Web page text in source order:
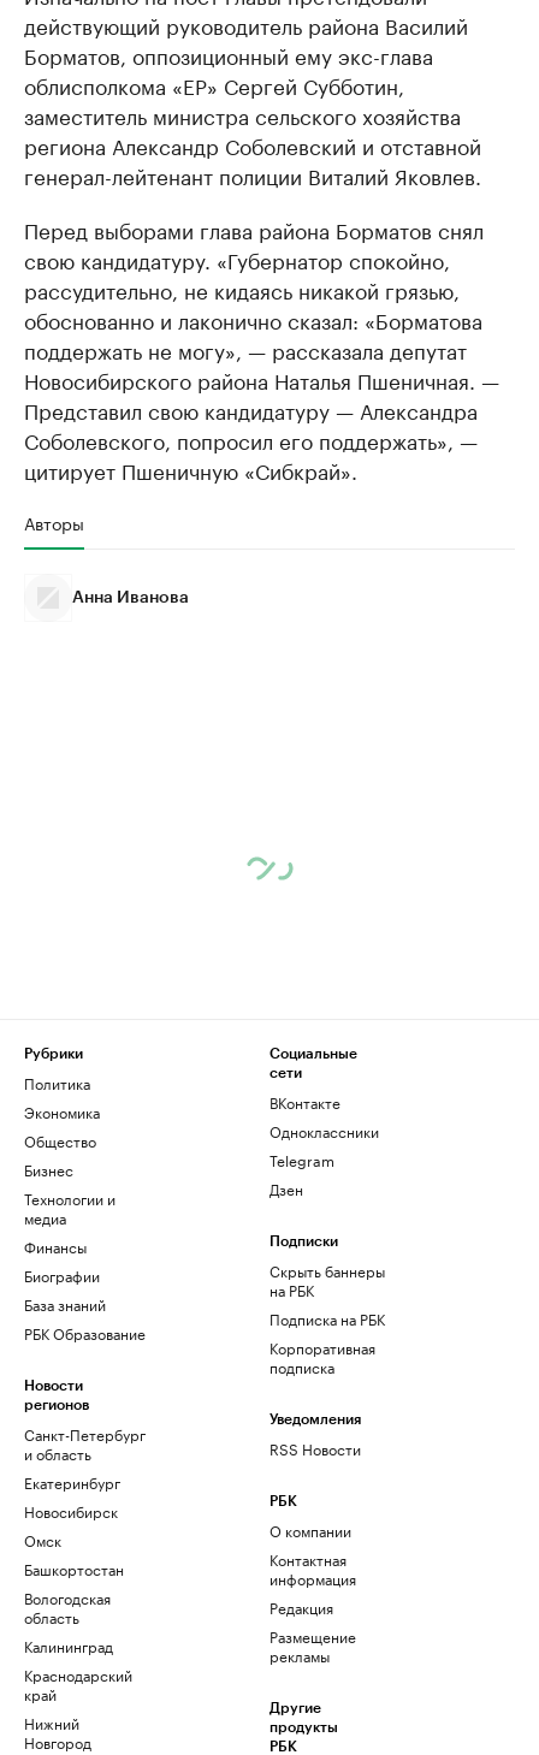
действующий руководитель района Василий
Борматов, оппозиционный ему экс-глава
облисполкома «ЕР» Сергей Субботин,
заместитель министра сельского хозяйства
региона Александр Соболевский и отставной
генерал-лейтенант полиции Виталий Яковлев.
Перед выборами глава района Борматов снял
свою кандидатуру. «Губернатор спокойно,
рассудительно, не кидаясь никакой грязью,
обоснованно и лаконично сказал: «Борматова
поддержать не могу», — рассказала депутат
Новосибирского района Наталья Пшеничная. —
Представил свою кандидатуру — Александра
Соболевского, попросил его поддержать», —
цитирует Пшеничную «Сибкрай».
Авторы
Анна Иванова
Рубрики
Политика
Экономика
Общество
Бизнес
Технологии и
медиа
Финансы
Биографии
База знаний
РБК Образование
Новости
регионов
Санкт-Петербург
и область
Екатеринбург
Новосибирск
Омск
Башкортостан
Вологодская
область
Калининград
Краснодарский
край
Нижний
Новгород
Социальные
сети
ВКонтакте
Одноклассники
Telegram
Дзен
Подписки
Скрыть баннеры
на РБК
Подписка на РБК
Корпоративная
подписка
Уведомления
RSS Новости
РБК
О компании
Контактная
информация
Редакция
Размещение
рекламы
Другие
продукты
РБК